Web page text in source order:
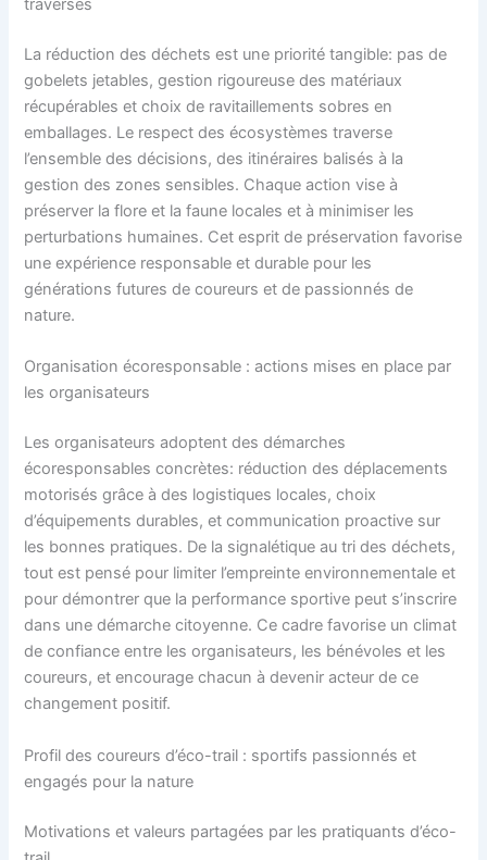
traversés
La réduction des déchets est une priorité tangible: pas de
gobelets jetables, gestion rigoureuse des matériaux
récupérables et choix de ravitaillements sobres en
emballages. Le respect des écosystèmes traverse
l’ensemble des décisions, des itinéraires balisés à la
gestion des zones sensibles. Chaque action vise à
préserver la flore et la faune locales et à minimiser les
perturbations humaines. Cet esprit de préservation favorise
une expérience responsable et durable pour les
générations futures de coureurs et de passionnés de
nature.
Organisation écoresponsable : actions mises en place par
les organisateurs
Les organisateurs adoptent des démarches
écoresponsables concrètes: réduction des déplacements
motorisés grâce à des logistiques locales, choix
d’équipements durables, et communication proactive sur
les bonnes pratiques. De la signalétique au tri des déchets,
tout est pensé pour limiter l’empreinte environnementale et
pour démontrer que la performance sportive peut s’inscrire
dans une démarche citoyenne. Ce cadre favorise un climat
de confiance entre les organisateurs, les bénévoles et les
coureurs, et encourage chacun à devenir acteur de ce
changement positif.
Profil des coureurs d’éco-trail : sportifs passionnés et
engagés pour la nature
Motivations et valeurs partagées par les pratiquants d’éco-